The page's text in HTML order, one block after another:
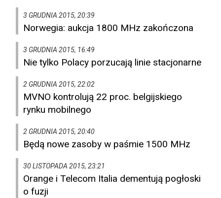
3 GRUDNIA 2015, 20:39
Norwegia: aukcja 1800 MHz zakończona
3 GRUDNIA 2015, 16:49
Nie tylko Polacy porzucają linie stacjonarne
2 GRUDNIA 2015, 22:02
MVNO kontrolują 22 proc. belgijskiego
rynku mobilnego
2 GRUDNIA 2015, 20:40
Będą nowe zasoby w paśmie 1500 MHz
30 LISTOPADA 2015, 23:21
Orange i Telecom Italia dementują pogłoski
o fuzji